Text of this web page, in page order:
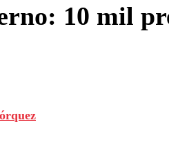
10 mil